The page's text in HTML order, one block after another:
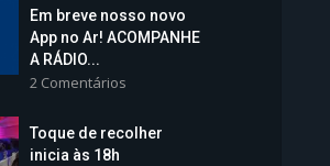
Prefeita Sheila Lemos
posse nesta...
1.101 Modos de exibição
Em breve nosso novo
App no Ar! ACOMPANHE
A RÁDIO...
2 Comentários
Toque de recolher
inicia às 18h